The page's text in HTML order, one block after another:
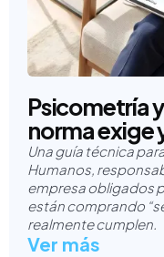
Psicometría
norma exige
Una guía técnica
Humanos,
empresa obligados
están comprando
realmente cumplen.
Ver más